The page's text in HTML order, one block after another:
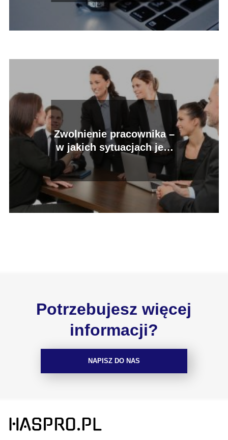
Zwolnienie pracownika –
w jakich sytuacjach jest
uzasadnione?
Potrzebujesz więcej
informacji?
NAPISZ DO NAS